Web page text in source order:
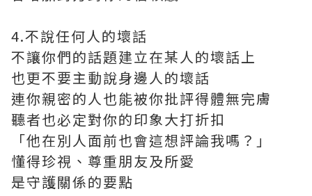
4.不說任何人的壞話
不讓你們的話題建立在某人的壞話上
也更不要主動說身邊人的壞話
連你親密的人也能被你批評得體無完膚
聽者也必定對你的印象大打折扣
「他在別人面前也會這想評論我嗎？」
懂得珍視、尊重朋友及所愛
是守護關係的要點